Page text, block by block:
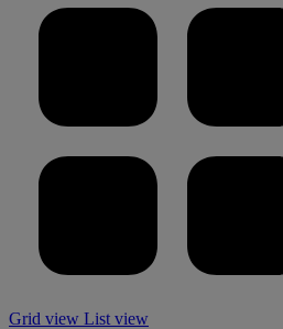
Grid view List view